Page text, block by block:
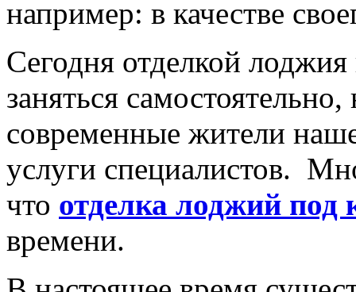
например: в качестве
Сегодня отделкой
заняться
современные жители
услуги специалистов.
что отделка лоджий под
времени.